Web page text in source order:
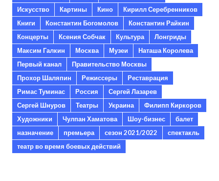
Искусство
Картины Кино
Кирилл Серебренников
Книги
Константин Богомолов
Константин Райкин
Концерты
Ксения Собчак Культура
Лонгриды
Максим Галкин
Москва Музеи
Наташа Королева
Первый канал
Правительство Москвы
Прохор Шаляпин
Режиссеры
Реставрация
Римас Туминас
Россия
Сергей Лазарев
Сергей Шнуров
Театры Украина
Филипп Киркоров
Художники
Чулпан Хаматова Шоу-бизнес
балет
назначение
премьера сезон 2021/2022
спектакль
театр во время боевых действий